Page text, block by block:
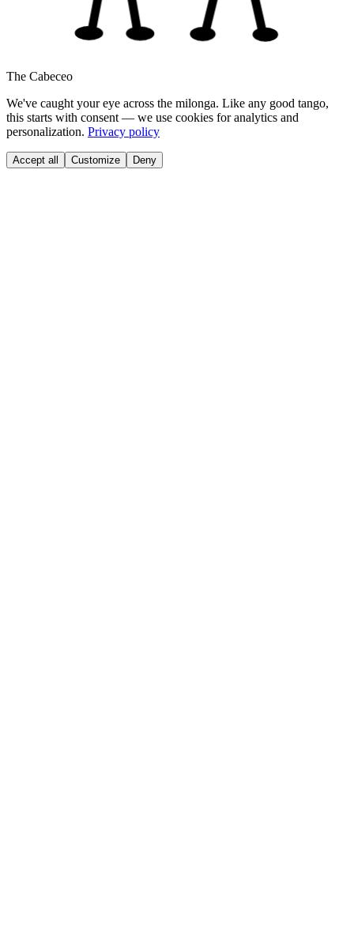
The Cabeceo
We've caught your eye across the milonga. Like any good tango,
this starts with consent — we use cookies for analytics and
personalization. Privacy policy
Accept all Customize Deny